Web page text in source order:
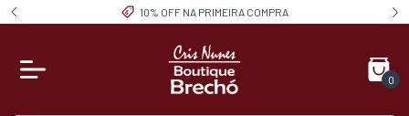
10% OFF NA PRIMEIRA COMPRA
0